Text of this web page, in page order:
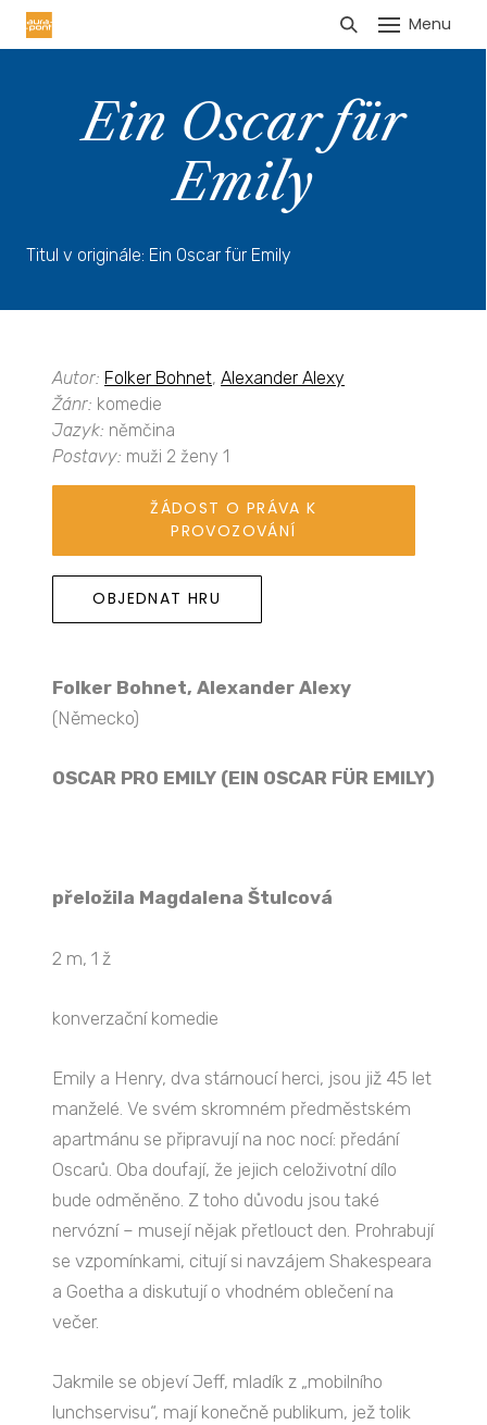
Menu
Ein Oscar für
Emily
Titul v originále: Ein Oscar für Emily
Autor: Folker Bohnet, Alexander Alexy
Žánr: komedie
Jazyk: němčina
Postavy: muži 2 ženy 1
ŽÁDOST O PRÁVA K
PROVOZOVÁNÍ
OBJEDNAT HRU
Folker Bohnet, Alexander Alexy
(Německo)
OSCAR PRO EMILY (EIN OSCAR FÜR EMILY)
přeložila Magdalena Štulcová
2 m, 1 ž
konverzační komedie
Emily a Henry, dva stárnoucí herci, jsou již 45 let
manželé. Ve svém skromném předměstském
apartmánu se připravují na noc nocí: předání
Oscarů. Oba doufají, že jejich celoživotní dílo
bude odměněno. Z toho důvodu jsou také
nervózní – musejí nějak přetlouct den. Prohrabují
se vzpomínkami, citují si navzájem Shakespeara
a Goetha a diskutují o vhodném oblečení na
večer.
Jakmile se objeví Jeff, mladík z „mobilního
lunchservisu“, mají konečně publikum, jež tolik